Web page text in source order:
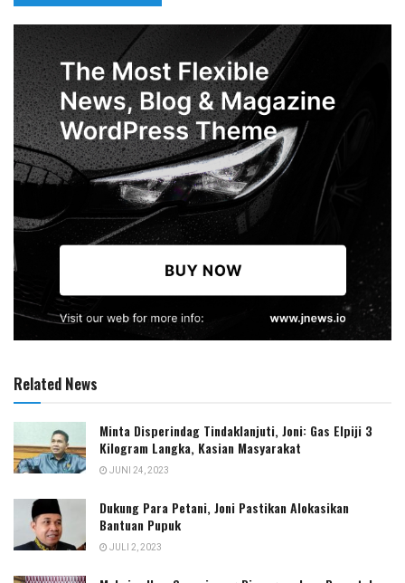
Related News
Minta Disperindag Tindaklanjuti, Joni: Gas Elpiji 3
Kilogram Langka, Kasian Masyarakat
JUNI 24, 2023
Dukung Para Petani, Joni Pastikan Alokasikan
Bantuan Pupuk
JULI 2, 2023